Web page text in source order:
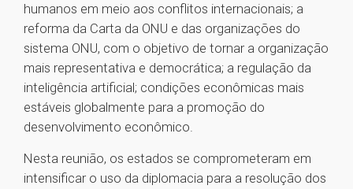
humanos em meio aos conflitos internacionais; a
reforma da Carta da ONU e das organizações do
sistema ONU, com o objetivo de tornar a organização
mais representativa e democrática; a regulação da
inteligência artificial; condições econômicas mais
estáveis globalmente para a promoção do
desenvolvimento econômico.
Nesta reunião, os estados se comprometeram em
intensificar o uso da diplomacia para a resolução dos